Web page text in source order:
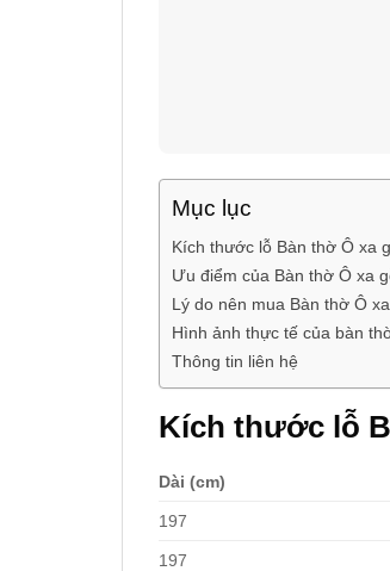
Mục lục
Kích thước lỗ Bàn thờ Ô xa
Ưu điểm của Bàn thờ Ô xa
Lý do nên mua Bàn thờ Ô
Hình ảnh thực tế của bàn
Thông tin liên hệ
Kích thước lỗ
Dài (cm)
197
197